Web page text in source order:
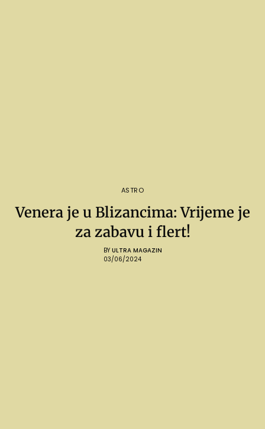
ASTRO
Venera je u Blizancima: Vrijeme je
za zabavu i flert!
BY ULTRA MAGAZIN
03/06/2024